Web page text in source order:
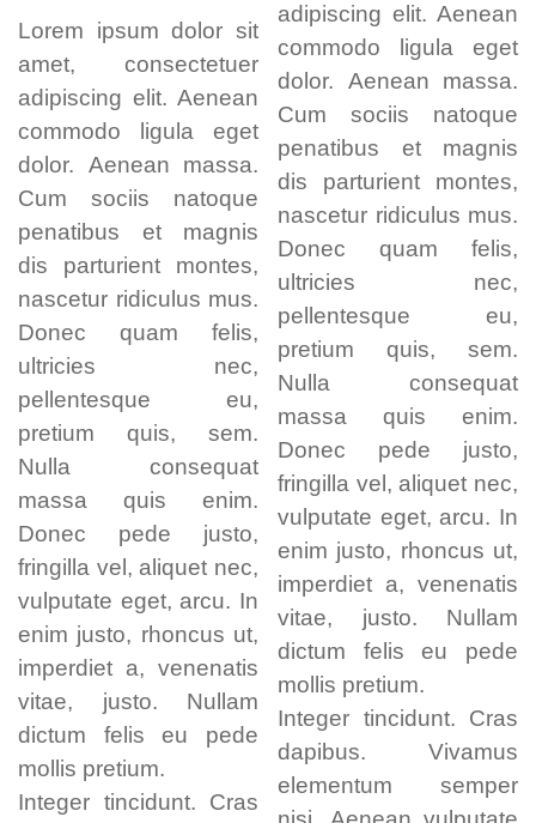
Lorem ipsum dolor sit
amet, consectetuer
adipiscing elit. Aenean
commodo ligula eget
dolor. Aenean massa.
Cum sociis natoque
penatibus et magnis
dis parturient montes,
nascetur ridiculus mus.
Donec quam felis,
ultricies nec,
pellentesque eu,
pretium quis, sem.
Nulla consequat
massa quis enim.
Donec pede justo,
fringilla vel, aliquet nec,
vulputate eget, arcu. In
enim justo, rhoncus ut,
imperdiet a, venenatis
vitae, justo. Nullam
dictum felis eu pede
mollis pretium.
Integer tincidunt. Cras
adipiscing elit. Aenean
commodo ligula eget
dolor. Aenean massa.
Cum sociis natoque
penatibus et magnis
dis parturient montes,
nascetur ridiculus mus.
Donec quam felis,
ultricies nec,
pellentesque eu,
pretium quis, sem.
Nulla consequat
massa quis enim.
Donec pede justo,
fringilla vel, aliquet nec,
vulputate eget, arcu. In
enim justo, rhoncus ut,
imperdiet a, venenatis
vitae, justo. Nullam
dictum felis eu pede
mollis pretium.
Integer tincidunt. Cras
dapibus. Vivamus
elementum semper